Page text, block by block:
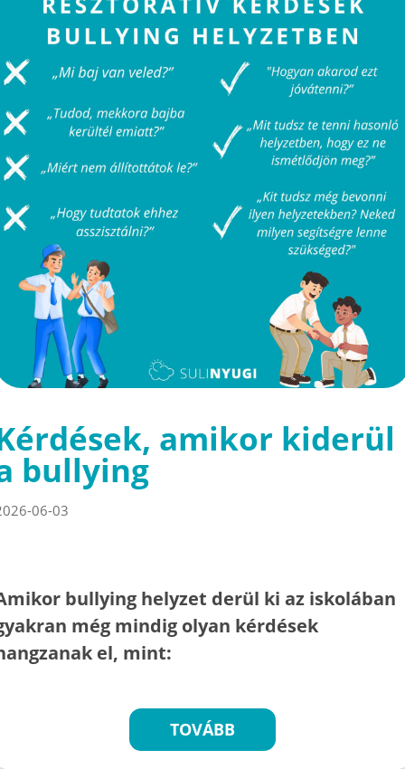
amikor kiderül
bullying
06-03
bullying helyzet derül ki az iskolában
még mindig olyan kérdések
el, mint:
TOVÁBB